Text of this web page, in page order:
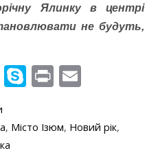
Ялинку в центрі
не будуть,
W S
y
Pr
t ai
, Місто Ізюм, Новий рік,